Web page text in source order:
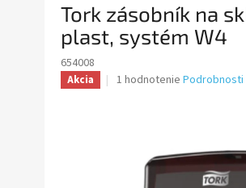
Tork zásobník na
plast, systém W4
654008
Akcia
Priemerné
1 hodnotenie